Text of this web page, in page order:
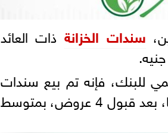
سندات الخزانة ذات العائد
للبنك، فإنه تم بيع سندات
أجل 3 سنوات، بقيمة 712,645,000 جنيهًا، بعد قبول 4 عروض، بمتوسط